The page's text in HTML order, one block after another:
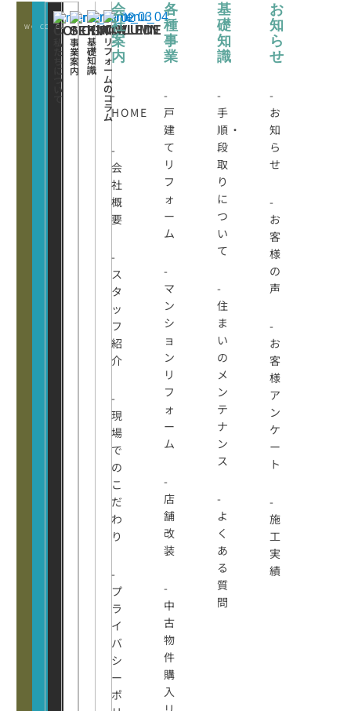
WORKSCONATCT
CLOSE
CONCEPT
私
た
ち
に
つ
い
て
SERVICE
事
業
案
内
KNOWLEDE
基
礎
知
識
COLUMN
リ
フ
ォ
ー
ム
の
コ
ラ
ム
会
社
案
内
-
HOME
-
会
社
概
要
-
ス
タ
ッ
フ
紹
介
-
現
場
で
の
こ
だ
わ
り
-
プ
ラ
イ
バ
シ
ー
ポ
各
種
事
業
-
戸
建
て
リ
フ
ォ
ー
ム
-
マ
ン
シ
ョ
ン
リ
フ
ォ
ー
ム
-
店
舗
改
装
-
中
古
物
件
購
入
基
礎
知
識
-
手
順・
段
取
り
に
つ
い
て
-
住
ま
い
の
メ
ン
テ
ナ
ン
ス
-
よ
く
あ
る
質
問
お
知
ら
せ
-
お
知
ら
せ
-
お
客
様
の
声
-
お
客
様
ア
ン
ケ
ー
ト
-
施
工
実
績